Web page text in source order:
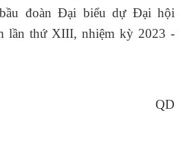
đoàn Đại biểu dự Đại hội
lần thứ XIII, nhiệm kỳ 2023 -
QD